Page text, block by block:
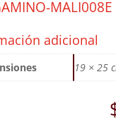
MALI008E
adicional
19 × 25